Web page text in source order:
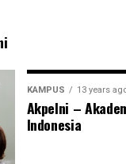
KAMPUS 13 years
Akpelni –
Indonesia